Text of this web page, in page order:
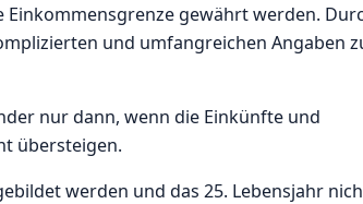
gewährt werden.
und umfangreichen Angaben
nur dann, wenn die Einkünfte und
übersteigen.
werden und das 25. Lebensjahr